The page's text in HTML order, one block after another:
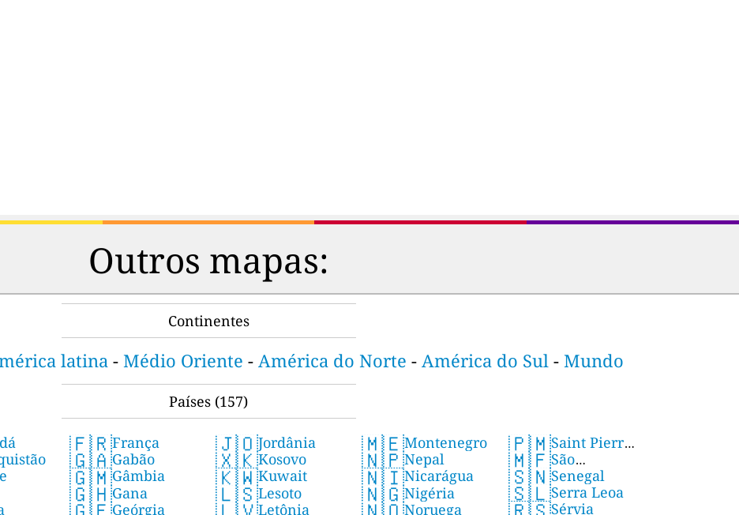
Outros mapas:
Continentes
latina- Médio Oriente - América do Norte - América do Sul- Mundo
Países (157)
🇫🇷França
🇬🇦Gabão
🇬🇲Gâmbia
🇬🇭Gana
Geórgia
🇯🇴Jordânia
🇽🇰Kosovo
🇰🇼Kuwait
🇱🇸Lesoto
Letônia
🇲🇪Montenegro
🇳🇵Nepal
🇳🇮Nicarágua
🇳🇬Nigéria
Noruega
🇵🇲Saint Pierre
e Miquelon
🇲🇫São
Martinho
🇸🇳Senegal
🇸🇱Serra Leoa
Sérvia